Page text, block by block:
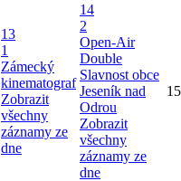
13
1
Zámecký
kinematograf
Zobrazit
všechny
záznamy ze
dne
14
2
Open-Air
Double
Slavnost obce
Jeseník nad
Odrou
Zobrazit
všechny
záznamy ze
dne
15